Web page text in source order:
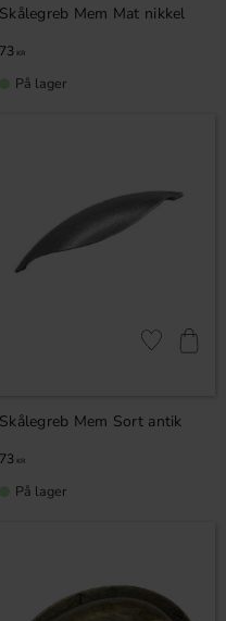
Skålegreb Mem Mat nikkel
73 KR
På lager
Skålegreb Mem Sort antik
73 KR
Gem som
På lager